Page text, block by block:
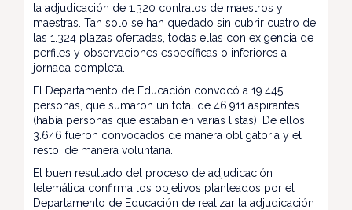
la adjudicación de 1.320 contratos de maestros y
maestras. Tan solo se han quedado sin cubrir cuatro de
las 1.324 plazas ofertadas, todas ellas con exigencia de
perfiles y observaciones específicas o inferiores a
jornada completa.
El Departamento de Educación convocó a 19.445
personas, que sumaron un total de 46.911 aspirantes
(había personas que estaban en varias listas). De ellos,
3.646 fueron convocados de manera obligatoria y el
resto, de manera voluntaria.
El buen resultado del proceso de adjudicación
telemática confirma los objetivos planteados por el
Departamento de Educación de realizar la adjudicación